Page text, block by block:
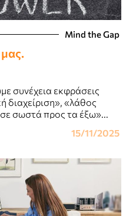
Mind the Gap
συνέχεια εκφράσεις
διαχείριση», «λάθος
σωστά προς τα έξω»...
15/11/2025